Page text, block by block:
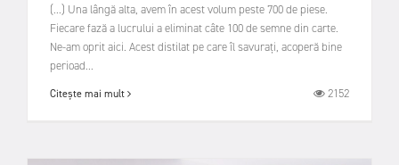
(...) Una lângă alta, avem în acest volum peste 700 de piese.
Fiecare fază a lucrului a eliminat câte 100 de semne din carte.
Ne-am oprit aici. Acest distilat pe care îl savurați, acoperă bine
perioad...
Citește mai mult 2152